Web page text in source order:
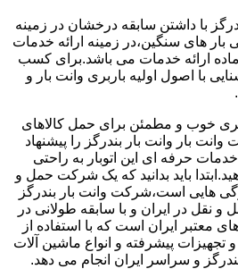
با داشتن سابقه درخشان در زمینه
بار های سنگین،در زمینه ارائه خدمات
ارائه خدمات می باشد.برای کسب
با اصول اولیه باربری وانت بار و
خوب و مطمئن برای حمل کالاهای
بار وانت بار بندرگز را پیشنهاد
حرفه ای این اتوبار به راحتی
باید بدانید که یک شرکت حمل و
هایی است،شرکت وانت بار بندرگز
نقل در ایران و با سابقه طولانی در
معتبر ایران است که با استفاده از
تجهیزات پیشرفته و انواع ماشین آلات
و سراسر ایران انجام می دهد.